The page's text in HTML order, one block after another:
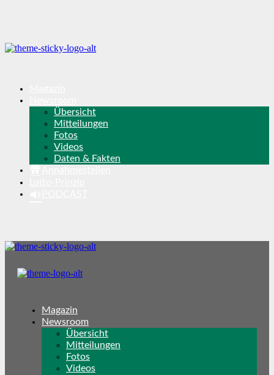
Übersicht
Mitteilungen
Fotos
Videos
Daten & Fakten
Magazin
Newsroom
Übersicht
Mitteilungen
Fotos
Videos